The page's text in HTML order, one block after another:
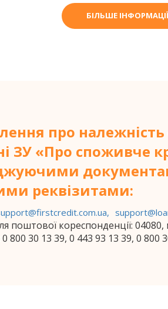
БІЛЬШЕ ІНФОРМАЦІЇ
про належність
ЗУ «Про споживче
реквізитами:
поштової кореспонденції:
0 800 30 13 39, 0 443 93 13 39, 0 800